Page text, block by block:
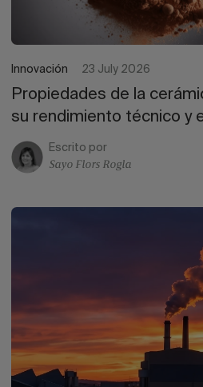
Innovación 23 July 2026
Propiedades de la
su rendimiento técnico y
Escrito por
Sayo Flors Rogla